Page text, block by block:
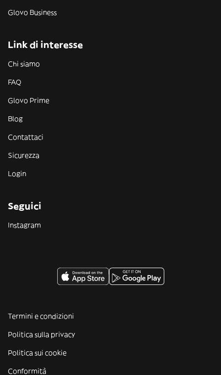
Glovo Business
Link di interesse
Chi siamo
FAQ
Glovo Prime
Blog
Contattaci
Sicurezza
Login
Seguici
Instagram
Termini e condizioni
Politica sulla privacy
Politica sui cookie
Conformità